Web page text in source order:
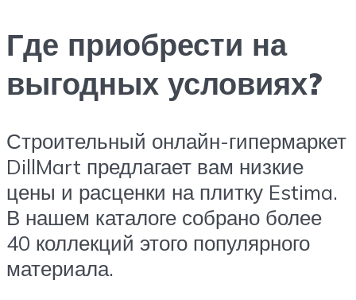
Где приобрести на
выгодных условиях?
Строительный онлайн-гипермаркет
DillMart предлагает вам низкие
цены и расценки на плитку Estima.
В нашем каталоге собрано более
40 коллекций этого популярного
материала.